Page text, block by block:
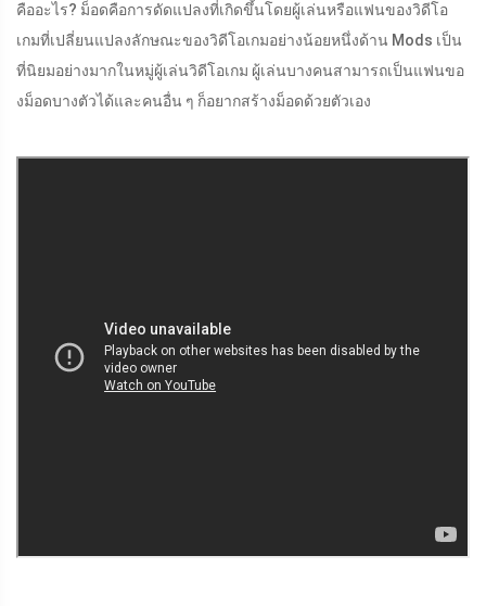
คืออะไร? ม็อดคือการดัดแปลงที่เกิดขึ้นโดยผู้เล่นหรือแฟนของวิดีโอ
เกมที่เปลี่ยนแปลงลักษณะของวิดีโอเกมอย่างน้อยหนึ่งด้าน Mods เป็น
ที่นิยมอย่างมากในหมู่ผู้เล่นวิดีโอเกม ผู้เล่นบางคนสามารถเป็นแฟนขอ
งม็อดบางตัวได้และคนอื่น ๆ ก็อยากสร้างม็อดด้วยตัวเอง